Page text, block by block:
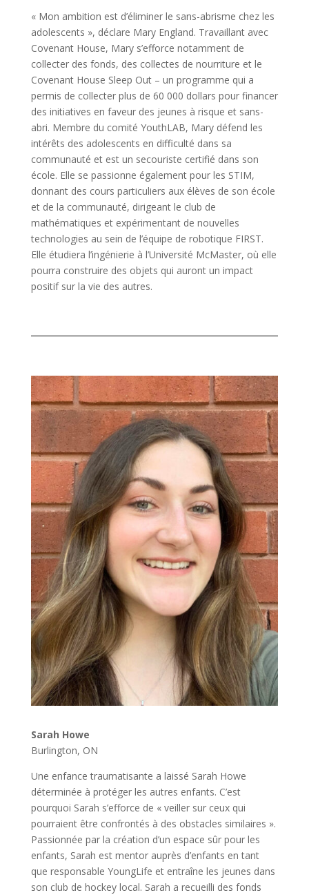
« Mon ambition est d’éliminer le sans-abrisme chez les
adolescents », déclare Mary England. Travaillant avec
Covenant House, Mary s’efforce notamment de
collecter des fonds, des collectes de nourriture et le
Covenant House Sleep Out – un programme qui a
permis de collecter plus de 60 000 dollars pour financer
des initiatives en faveur des jeunes à risque et sans-
abri. Membre du comité YouthLAB, Mary défend les
intérêts des adolescents en difficulté dans sa
communauté et est un secouriste certifié dans son
école. Elle se passionne également pour les STIM,
donnant des cours particuliers aux élèves de son école
et de la communauté, dirigeant le club de
mathématiques et expérimentant de nouvelles
technologies au sein de l’équipe de robotique FIRST.
Elle étudiera l’ingénierie à l’Université McMaster, où elle
pourra construire des objets qui auront un impact
positif sur la vie des autres.
Sarah Howe
Burlington, ON
Une enfance traumatisante a laissé Sarah Howe
déterminée à protéger les autres enfants. C’est
pourquoi Sarah s’efforce de « veiller sur ceux qui
pourraient être confrontés à des obstacles similaires ».
Passionnée par la création d’un espace sûr pour les
enfants, Sarah est mentor auprès d’enfants en tant
que responsable YoungLife et entraîne les jeunes dans
son club de hockey local. Sarah a recueilli des fonds